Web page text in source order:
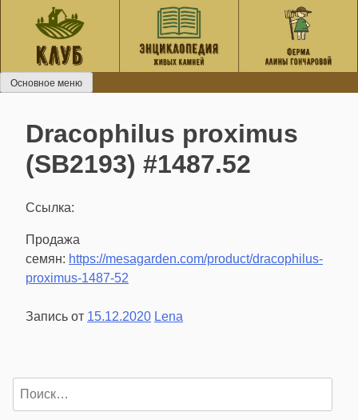
содержанию
Основное меню
Dracophilus proximus
(SB2193) #1487.52
Ссылка:
Продажа
семян: https://mesagarden.com/product/dracophilus-
proximus-1487-52
Запись от 15.12.2020 Lena
Найти: